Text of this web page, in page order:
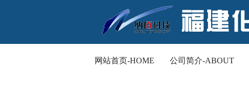
网站首页-HOME 公司简介-ABOUT